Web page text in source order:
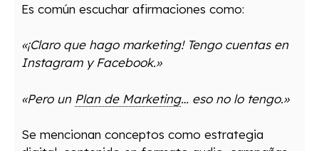
Es común escuchar afirmaciones como:
«¡Claro que hago marketing! Tengo cuentas en
Instagram y Facebook.»
«Pero un Plan de Marketing… eso no lo tengo.»
Se mencionan conceptos como estrategia